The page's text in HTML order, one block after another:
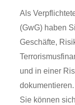
Als
(GwG) haben
Geschäfte,
und in einer
dokumentieren.
Sie können